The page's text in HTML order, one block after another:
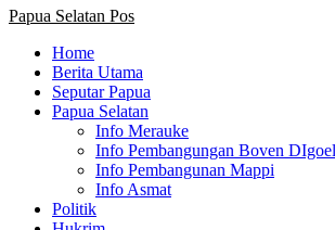
Papua Selatan Pos
Home
Berita Utama
Seputar Papua
Papua Selatan
Info Merauke
Info Pembangungan Boven DIgoel
Info Pembangunan Mappi
Info Asmat
Politik